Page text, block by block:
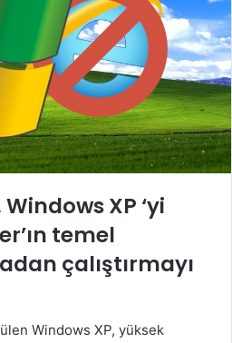
XP ‘yi
temel
çalıştırmayı
Windows XP, yüksek